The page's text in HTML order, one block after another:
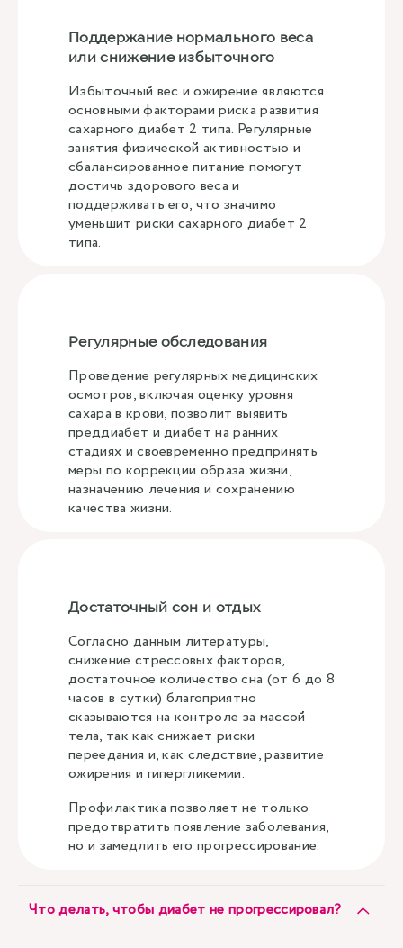
Поддержание нормального веса
или снижение избыточного
Избыточный вес и ожирение являются
основными факторами риска развития
сахарного диабет 2 типа. Регулярные
занятия физической активностью и
сбалансированное питание помогут
достичь здорового веса и
поддерживать его, что значимо
уменьшит риски сахарного диабет 2
типа.
Регулярные обследования
Проведение регулярных медицинских
осмотров, включая оценку уровня
сахара в крови, позволит выявить
преддиабет и диабет на ранних
стадиях и своевременно предпринять
меры по коррекции образа жизни,
назначению лечения и сохранению
качества жизни.
Достаточный сон и отдых
Согласно данным литературы,
снижение стрессовых факторов,
достаточное количество сна (от 6 до 8
часов в сутки) благоприятно
сказываются на контроле за массой
тела, так как снижает риски
переедания и, как следствие, развитие
ожирения и гипергликемии.
Профилактика позволяет не только
предотвратить появление заболевания,
но и замедлить его прогрессирование.
Что делать, чтобы диабет не прогрессировал?